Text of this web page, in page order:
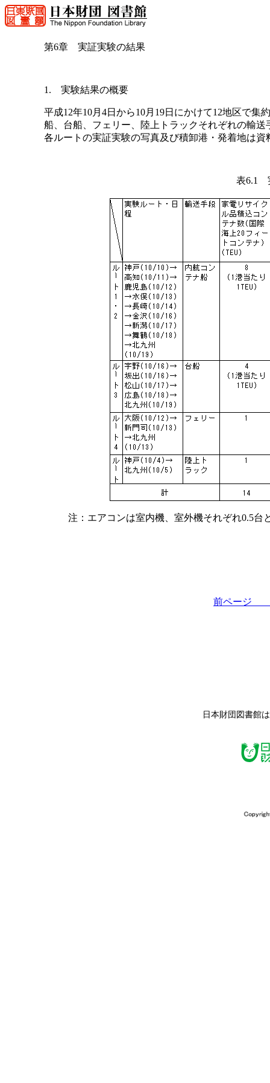
第6章 実証実験の結果
1. 実験結果の概要
平成12年10月4日から10月19日にかけて12地区で
船、台船、フェリー、陸上トラックそれぞれの輸
各ルートの実証実験の写真及び積卸港・発着地は資
表6.1
注：エアコンは室内機、室外機それぞれ0.5台
前ペー
日本財団図書館